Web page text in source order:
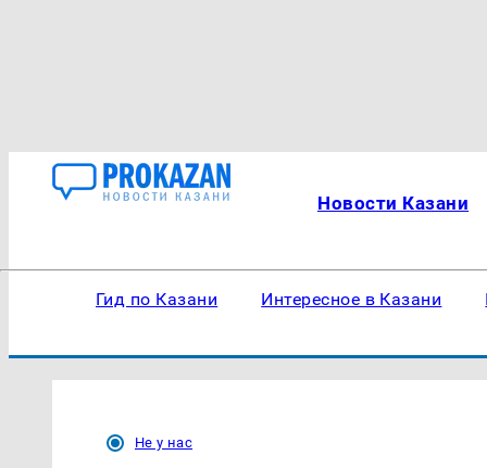
Новости Казани
Гид по Казани Интересное в Казани
Не у нас